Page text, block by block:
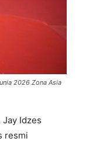
2026 Zona Asia
Jay Idzes
resmi